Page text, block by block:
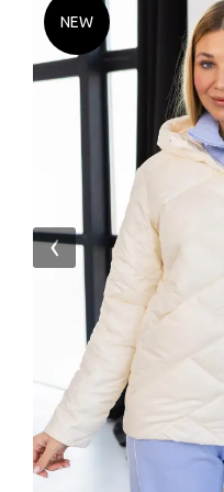
NEW
‹